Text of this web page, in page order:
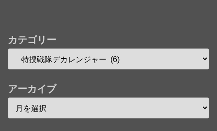
カテゴリー
アーカイブ